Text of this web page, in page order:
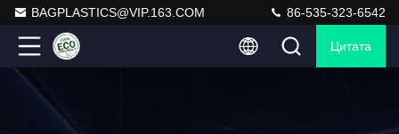
BAGPLASTICS@VIP.163.COM 86-535-323-6542
Цитата